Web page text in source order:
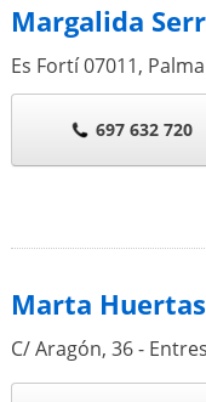
Margalida
Es Fortí07011,
697 632 720
Marta Huertas
C/ Aragón, 36 -